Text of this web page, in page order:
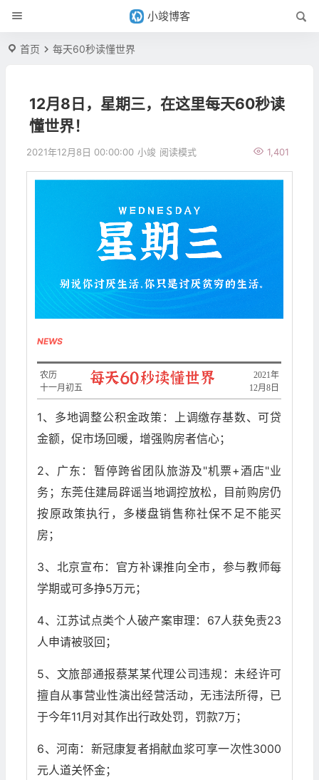
小竣博客
首页 每天60秒读懂世界
12月8日，星期三，在这里每天60秒读
懂世界！
2021年12月8日 00:00:00 小竣 1,401
阅读模式
NEWS
2021年
12月8日
农历
十一月初五
1、多地调整公积金政策：上调缴存基数、可贷
金额，促市场回暖，增强购房者信心；
2、广东：暂停跨省团队旅游及"机票+酒店"业
务；东莞住建局辟谣当地调控放松，目前购房仍
按原政策执行，多楼盘销售称社保不足不能买
房；
3、北京宣布：官方补课推向全市，参与教师每
学期或可多挣5万元；
4、江苏试点类个人破产案审理：67人获免责23
人申请被驳回；
5、文旅部通报蔡某某代理公司违规：未经许可
擅自从事营业性演出经营活动，无违法所得，已
于今年11月对其作出行政处罚，罚款7万；
6、河南：新冠康复者捐献血浆可享一次性3000
元人道关怀金；